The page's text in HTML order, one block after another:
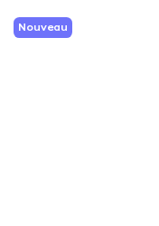
Nouveau